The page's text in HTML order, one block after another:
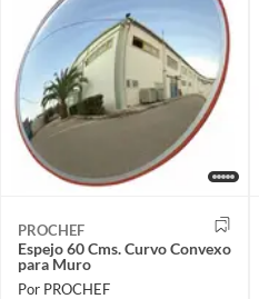
PROCHEF
Espejo 60 Cms. Curvo Convexo
para Muro
Por PROCHEF